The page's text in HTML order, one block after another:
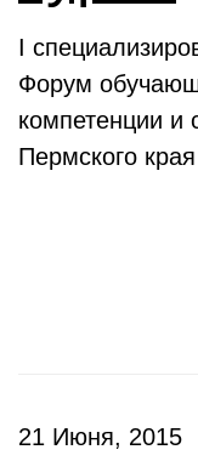
I
Форум
компетенции и
Пермского края
21 Июня, 2015